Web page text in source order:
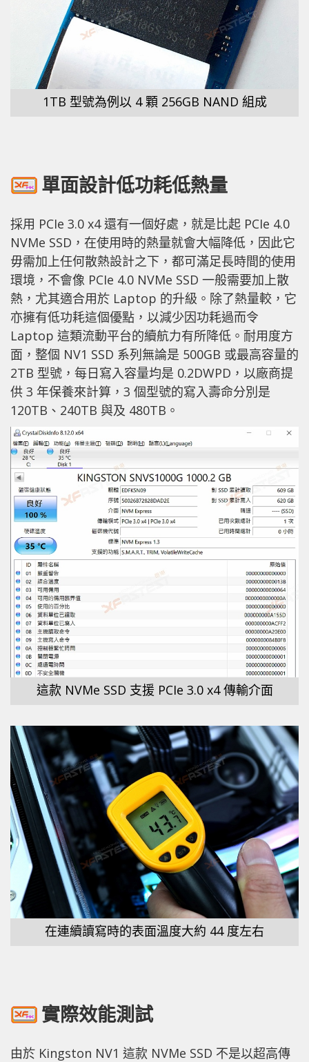
1TB 型號為例以 4 顆 256GB NAND 組成
單面設計低功耗低熱量
採用 PCIe 3.0 x4 還有一個好處，就是比起 PCIe 4.0
NVMe SSD，在使用時的熱量就會大幅降低，因此它
毋需加上任何散熱設計之下，都可滿足長時間的使用
環境，不會像 PCIe 4.0 NVMe SSD 一般需要加上散
熱，尤其適合用於 Laptop 的升級。除了熱量較，它
亦擁有低功耗這個優點，以減少因功耗過而令
Laptop 這類流動平台的續航力有所降低。耐用度方
面，整個 NV1 SSD 系列無論是 500GB 或最高容量的
2TB 型號，每日寫入容量均是 0.2DWPD，以廠商提
供 3 年保養來計算，3 個型號的寫入壽命分別是
120TB、240TB 與及 480TB。
這款 NVMe SSD 支援 PCIe 3.0 x4 傳輸介面
在連續讀寫時的表面溫度大約 44 度左右
實際效能測試
由於 Kingston NV1 這款 NVMe SSD 不是以超高傳